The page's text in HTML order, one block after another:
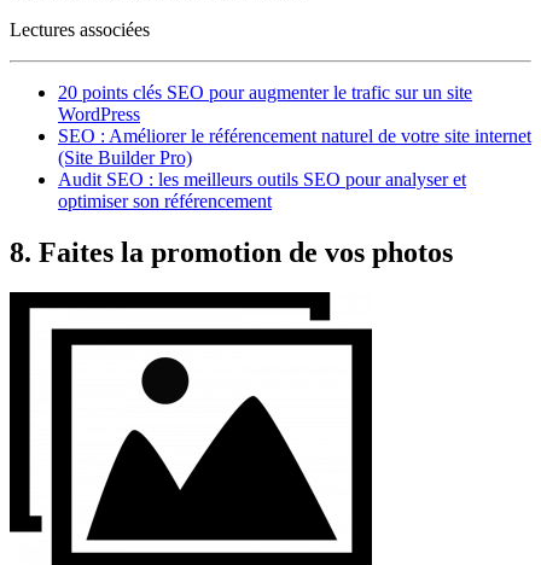
Lectures associées
20 points clés SEO pour augmenter le trafic sur un site
WordPress
SEO : Améliorer le référencement naturel de votre site internet
(Site Builder Pro)
Audit SEO : les meilleurs outils SEO pour analyser et
optimiser son référencement
8. Faites la promotion de vos photos